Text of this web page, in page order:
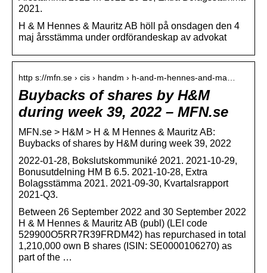
2021.
H & M Hennes & Mauritz AB höll på onsdagen den 4
maj årsstämma under ordförandeskap av advokat
http s://mfn.se › cis › handm › h-and-m-hennes-and-ma…
Buybacks of shares by H&M
during week 39, 2022 – MFN.se
MFN.se > H&M > H & M Hennes & Mauritz AB:
Buybacks of shares by H&M during week 39, 2022
2022-01-28, Bokslutskommuniké 2021. 2021-10-29,
Bonusutdelning HM B 6.5. 2021-10-28, Extra
Bolagsstämma 2021. 2021-09-30, Kvartalsrapport
2021-Q3.
Between 26 September 2022 and 30 September 2022
H & M Hennes & Mauritz AB (publ) (LEI code
529900O5RR7R39FRDM42) has repurchased in total
1,210,000 own B shares (ISIN: SE0000106270) as
part of the …